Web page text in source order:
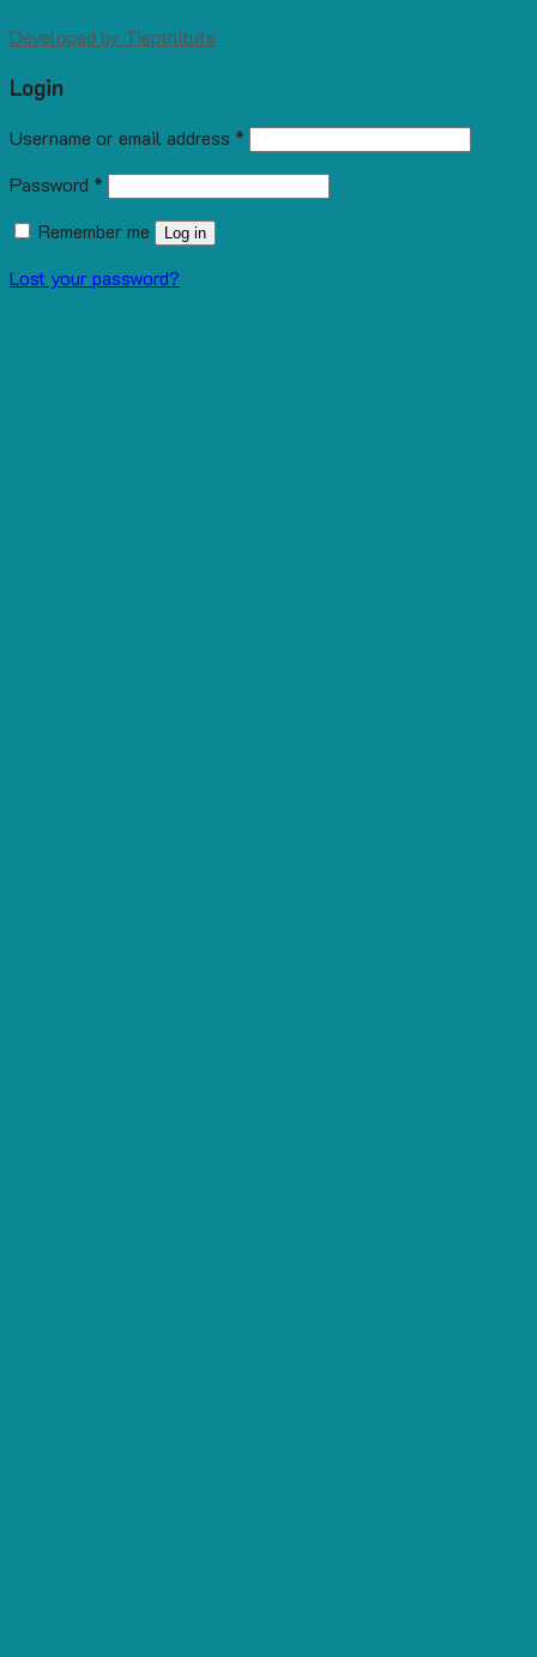
Developed by Tiepthitute
Login
Username or email address *
Password *
Remember me
Log in
Lost your password?